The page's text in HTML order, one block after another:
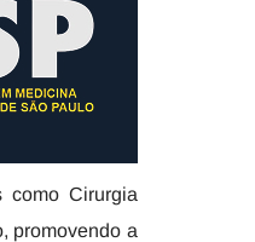
como Cirurgia
promovendo a